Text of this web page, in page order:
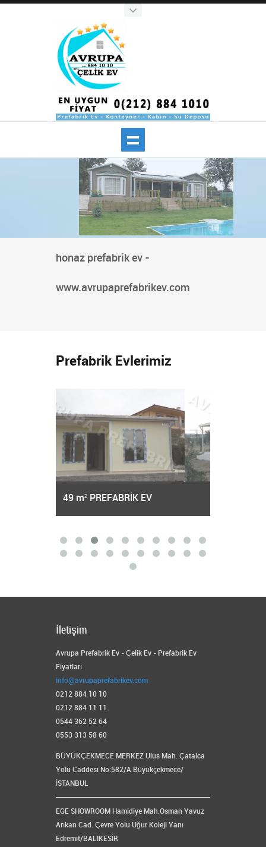
honaz prefabrik ev -
www.avrupaprefabrikev.com
Prefabrik Evlerimiz
PREFABRİK EV 57 m² PREFABRİK EV
İletişim
Avrupa Prefabrik Ev - Çelik Ev - Prefabrik Ev
Fiyatları
info@avrupaprefabrikev.com
0212 884 10 10
0212 884 11 11
0544 362 52 64
0553 313 58 60
BÜYÜKÇEKMECE MERKEZ Ulus Mah. Çatalca
Yolu Caddesi No:582/A Büyükçekmece/
İSTANBUL
EGE SHOWROOM Hamidiye Mah.Osman Yavuz
Arıkan Cad. Çevre Yolu Uğur Koleji Yanı
Edremit/BALIKESİR